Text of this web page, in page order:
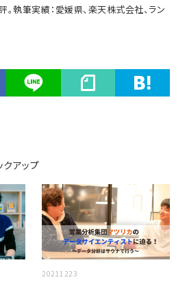
。執筆実績：愛媛県、楽天株式会社、ラン
クアップ
20211223